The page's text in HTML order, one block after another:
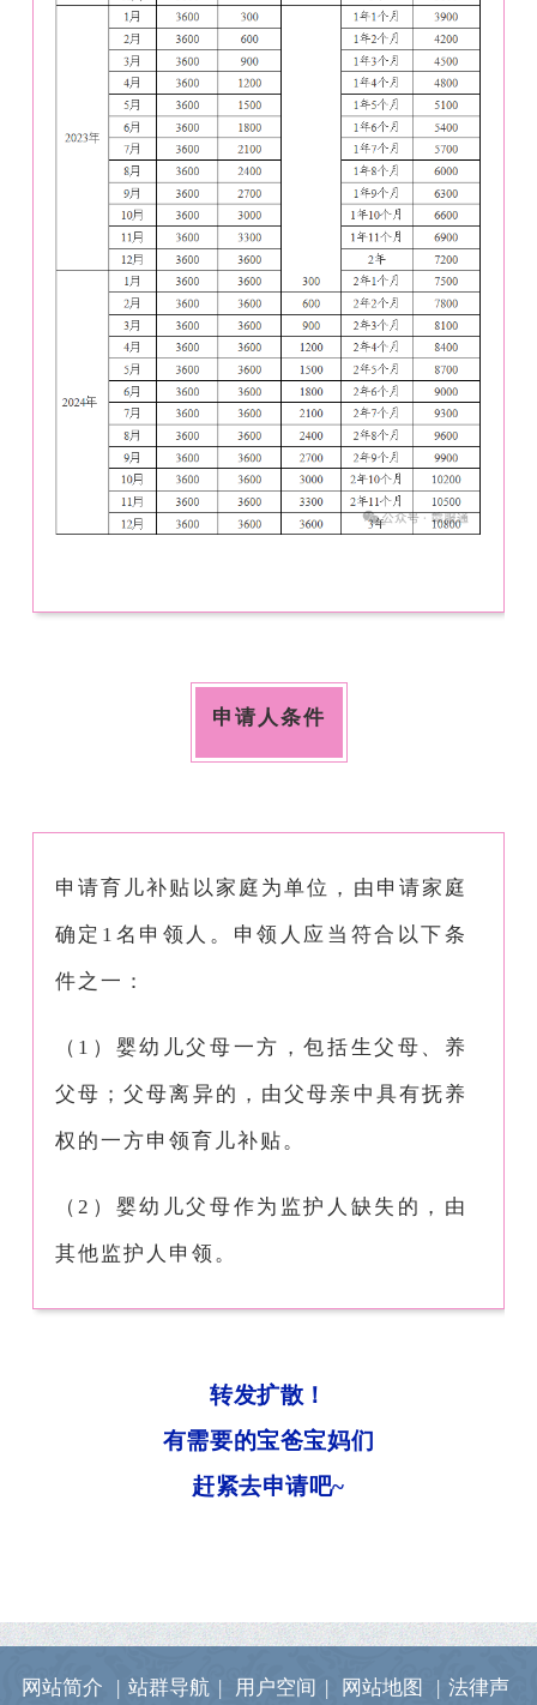
申请人条件
申请育儿补贴以家庭为单位，由申请家庭
确定1名申领人。申领人应当符合以下条
件之一：
（1）婴幼儿父母一方，包括生父母、养
父母；父母离异的，由父母亲中具有抚养
权的一方申领育儿补贴。
（2）婴幼儿父母作为监护人缺失的，由
其他监护人申领。
转发扩散！
有需要的宝爸宝妈们
赶紧去申请吧~
网站简介 站群导航 用户空间 网站地图 法律声